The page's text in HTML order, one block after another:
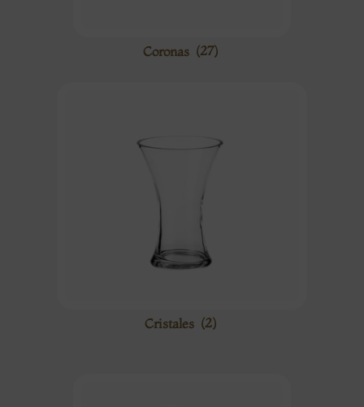
Coronas (27)
Cristales (2)